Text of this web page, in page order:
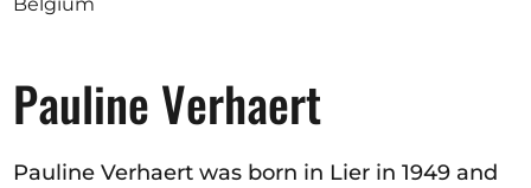
Contact
Belgium
Pauline Verhaert
Pauline Verhaert was born in Lier in 1949 and